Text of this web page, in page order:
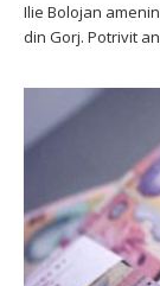
Ilie Bolojan
din Gorj. Potrivit